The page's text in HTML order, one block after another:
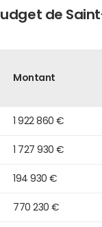
de
Montant
1 922 860 €
1 727 930 €
194 930 €
770 230 €